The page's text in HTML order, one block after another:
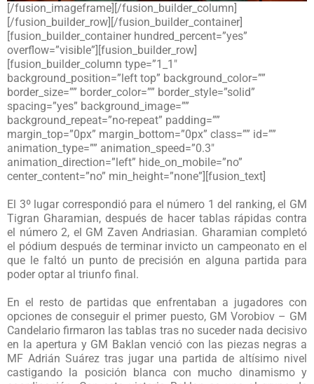
[/fusion_imageframe][/fusion_builder_column]
[/fusion_builder_row][/fusion_builder_container]
[fusion_builder_container hundred_percent=”yes”
overflow=”visible”][fusion_builder_row]
[fusion_builder_column type=”1_1″
background_position=”left top” background_color=””
border_size=”” border_color=”” border_style=”solid”
spacing=”yes” background_image=””
background_repeat=”no-repeat” padding=””
margin_top=”0px” margin_bottom=”0px” class=”” id=””
animation_type=”” animation_speed=”0.3″
animation_direction=”left” hide_on_mobile=”no”
center_content=”no” min_height=”none”][fusion_text]
El 3º lugar correspondió para el número 1 del ranking, el GM
Tigran Gharamian, después de hacer tablas rápidas contra
el número 2, el GM Zaven Andriasian. Gharamian completó
el pódium después de terminar invicto un campeonato en el
que le faltó un punto de precisión en alguna partida para
poder optar al triunfo final.
En el resto de partidas que enfrentaban a jugadores con
opciones de conseguir el primer puesto, GM Vorobiov – GM
Candelario firmaron las tablas tras no suceder nada decisivo
en la apertura y GM Baklan venció con las piezas negras a
MF Adrián Suárez tras jugar una partida de altísimo nivel
castigando la posición blanca con mucho dinamismo y